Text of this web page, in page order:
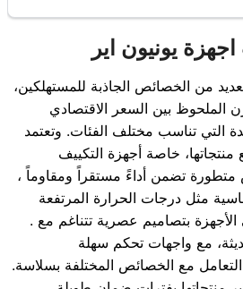
يونيون اير
من الخصائص الجاذبة للمستهلكين،
الملحوظ بين السعر الاقتصادي
التي تناسب مختلف الفئات. وتعتمد
خاصة أجهزة التكييف
، على تقنيات تبريد وعرض متطورة تضمن أداءً مستقراً ومقاوماً
مثل درجات الحرارة المرتفعة
. بالإضافة إلى ذلك، تأتي الأجهزة بتصاميم عصرية تتناغم مع
مع واجهات تحكم سهلة
التعامل مع الخصائص المختلفة بسلاسة.